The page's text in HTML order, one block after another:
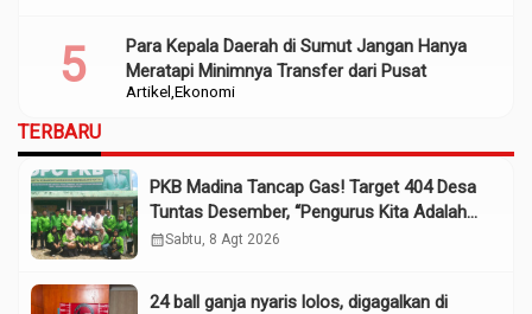
Artikel Ekonomi
Para Kepala Daerah di Sumut Jangan Hanya
Meratapi Minimnya Transfer dari Pusat
TERBARU
PKB Madina Tancap Gas! Target 404 Desa
Tuntas Desember, “Pengurus Kita Adalah
Tokoh”
calendar_monthSabtu, 8 Agt 2026
24 ball ganja nyaris lolos, digagalkan di